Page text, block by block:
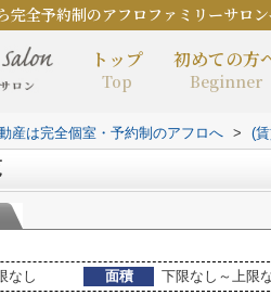
完全予約制のアフロファミリーサロ
トップ
Top
初めての方
Beginner
産は完全個室・予約制のアフロへ > (
なし 面積 下限なし～上限